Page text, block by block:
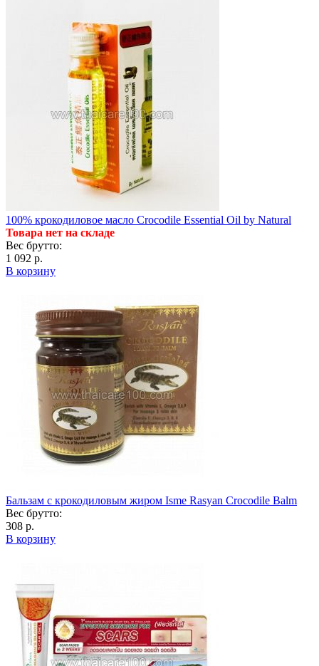
100% крокодиловое масло Crocodile Essential Oil by Natural
Товара нет на складе
Вес брутто:
1 092 р.
В корзину
Бальзам с крокодиловым жиром Isme Rasyan Crocodile Balm
Вес брутто:
308 р.
В корзину